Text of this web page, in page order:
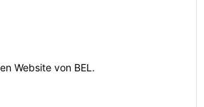
Website von BEL.